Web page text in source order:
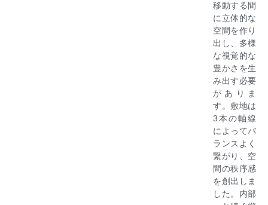
移動する間
に立体的な
空間を作り
出し、多様
な視覚的な
豊かさを生
み出す必要
がありま
す。敷地は
3本の軸線
によってバ
ランスよく
繋がり、空
間の秩序感
を創出しま
した。内部